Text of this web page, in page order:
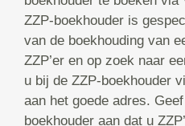
ZZP-boekhouder is
van de boekhouding van
ZZP’er en op zoek naar
u bij de ZZP-boekhouder
aan het goede adres.
boekhouder aan dat u